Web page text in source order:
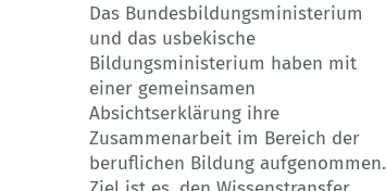
Das Bundesbildungsministerium
und das usbekische
Bildungsministerium haben mit
einer gemeinsamen
Absichtserklärung ihre
Zusammenarbeit im Bereich der
beruflichen Bildung aufgenommen.